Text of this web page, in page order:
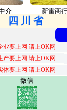
介 新雷商
四川省
业要上网 请上OK网
产要上网 请上OK网
体要上网 请上OK网
微信